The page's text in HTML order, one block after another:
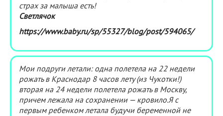
страх за малыша есть!
Светлячок
https://www.baby.ru/sp/55327/blog/post/594065/
Мои подруги летали: одна полетела на 22 недели
рожать в Краснодар 8 часов лету (из Чукотки!)
вторая на 24 недели полетела рожать в Москву,
причем лежала на сохранении — кровило.Я с
первым ребенком летала будучи беременной не